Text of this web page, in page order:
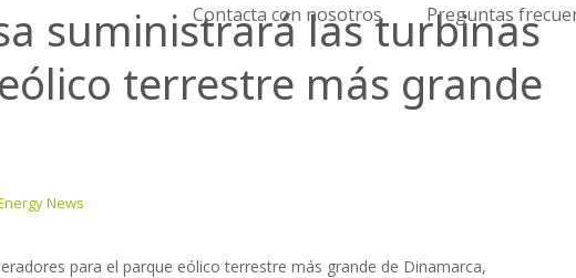
Contacta con nosotros Preguntas
suministrará las turbinas
terrestre más grande
News
para el parque eólico terrestre más grande de Dinamarca,